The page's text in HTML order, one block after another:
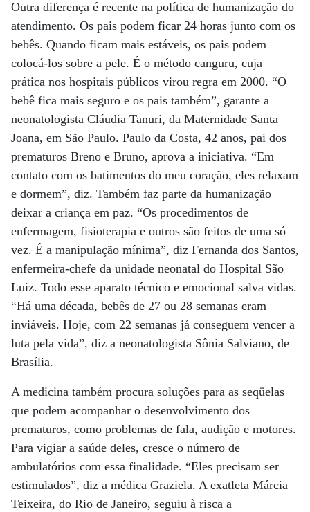
Outra diferença é recente na política de humanização do
atendimento. Os pais podem ficar 24 horas junto com os
bebês. Quando ficam mais estáveis, os pais podem
colocá-los sobre a pele. É o método canguru, cuja
prática nos hospitais públicos virou regra em 2000. “O
bebê fica mais seguro e os pais também”, garante a
neonatologista Cláudia Tanuri, da Maternidade Santa
Joana, em São Paulo. Paulo da Costa, 42 anos, pai dos
prematuros Breno e Bruno, aprova a iniciativa. “Em
contato com os batimentos do meu coração, eles relaxam
e dormem”, diz. Também faz parte da humanização
deixar a criança em paz. “Os procedimentos de
enfermagem, fisioterapia e outros são feitos de uma só
vez. É a manipulação mínima”, diz Fernanda dos Santos,
enfermeira-chefe da unidade neonatal do Hospital São
Luiz. Todo esse aparato técnico e emocional salva vidas.
“Há uma década, bebês de 27 ou 28 semanas eram
inviáveis. Hoje, com 22 semanas já conseguem vencer a
luta pela vida”, diz a neonatologista Sônia Salviano, de
Brasília.
A medicina também procura soluções para as seqüelas
que podem acompanhar o desenvolvimento dos
prematuros, como problemas de fala, audição e motores.
Para vigiar a saúde deles, cresce o número de
ambulatórios com essa finalidade. “Eles precisam ser
estimulados”, diz a médica Graziela. A exatleta Márcia
Teixeira, do Rio de Janeiro, seguiu à risca a